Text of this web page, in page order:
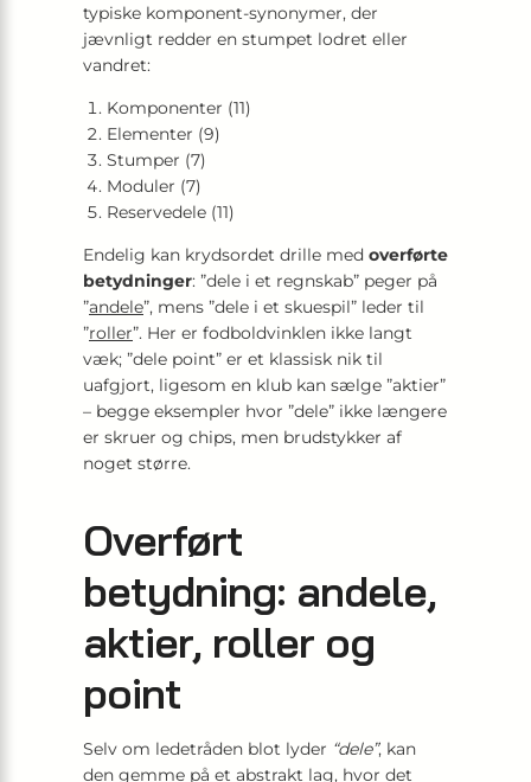
typiske komponent-synonymer, der
jævnligt redder en stumpet lodret eller
vandret:
Komponenter (11)
Elementer (9)
Stumper (7)
Moduler (7)
Reservedele (11)
Endelig kan krydsordet drille med overførte
betydninger: ”dele i et regnskab” peger på
”andele”, mens ”dele i et skuespil” leder til
”roller”. Her er fodboldvinklen ikke langt
væk; ”dele point” er et klassisk nik til
uafgjort, ligesom en klub kan sælge ”aktier”
– begge eksempler hvor ”dele” ikke længere
er skruer og chips, men brudstykker af
noget større.
Overført
betydning: andele,
aktier, roller og
point
Selv om ledetråden blot lyder “dele”, kan
den gemme på et abstrakt lag, hvor det